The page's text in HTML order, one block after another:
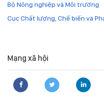
Bộ Nông nghiệp và Môi trường
Cục Chất lượng, Chế biến và
Mạng xã hội